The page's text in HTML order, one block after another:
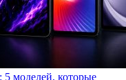
моделей, которые